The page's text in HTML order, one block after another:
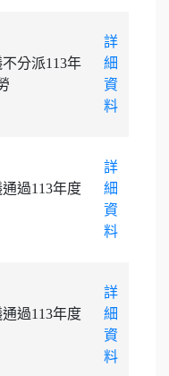
分派113年
詳
細
資
料
過113年度
詳
細
資
料
過113年度
詳
細
資
料